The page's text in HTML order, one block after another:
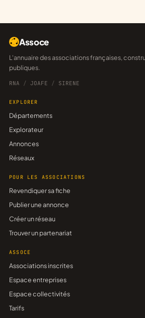
Assoce
L'annuaire des associations françaises, construit sur les données
publiques.
RNA / JOAFE / SIRENE
EXPLORER
Départements
Explorateur
Annonces
Réseaux
POUR LES ASSOCIATIONS
Revendiquer sa fiche
Publier une annonce
Créer un réseau
Trouver un partenariat
ASSOCE
Associations inscrites
Espace entreprises
Espace collectivités
Tarifs